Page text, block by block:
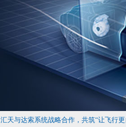
汇天与达索系统战略合作，共筑“让飞行